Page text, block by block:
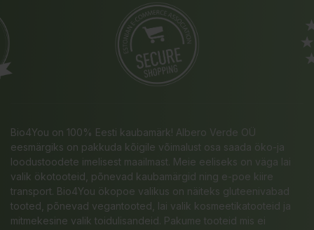
Bio4You on 100% Eesti kaubamärk! Albero Verde OÜ
eesmärgiks on pakkuda kõigile võimalust osa saada öko-ja
loodustoodete imelisest maailmast. Meie eeliseks on väga lai
valik ökotooteid, põnevad kaubamärgid ning e-poe kiire
transport. Bio4You ökopoe valikus on näiteks gluteenivabad
tooted, põnevad vegantooted, lai valik kosmeetikatooteid ja
mitmekesine valik toidulisandeid. Pakume tooteid mis ei